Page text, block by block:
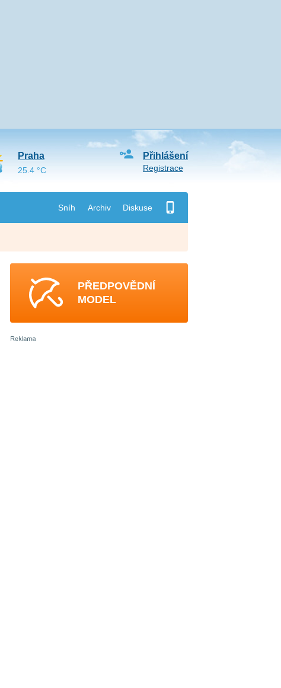
Sníh Archiv Diskuse
Přihlášení
Registrace
Praha
25.4 °C
PŘEDPOVĚDNÍ
MODEL